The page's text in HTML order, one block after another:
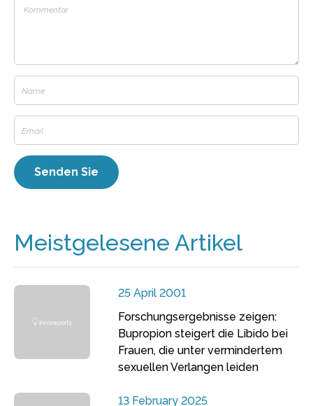
Meistgelesene Artikel
25 April 2001
Forschungsergebnisse zeigen:
Bupropion steigert die Libido bei
Frauen, die unter vermindertem
sexuellen Verlangen leiden
13 February 2025